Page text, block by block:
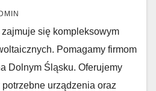
zajmuje się kompleksowym
Pomagamy firmom
Dolnym Śląsku. Oferujemy
urządzenia oraz